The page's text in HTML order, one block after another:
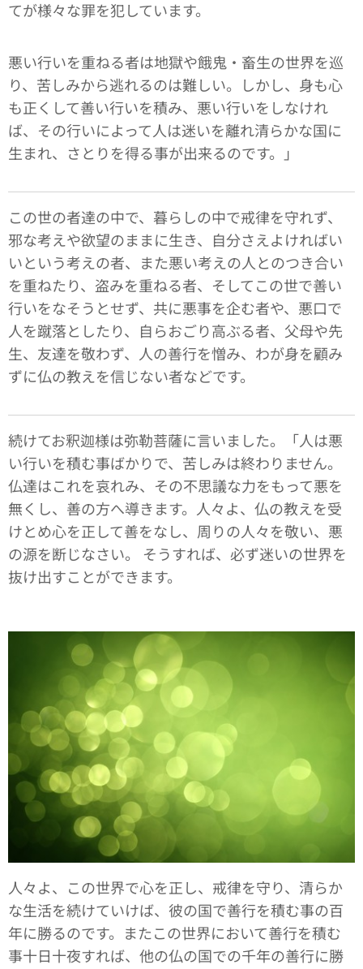
てが様々な罪を犯しています。
悪い行いを重ねる者は地獄や餓鬼・畜生の世界を巡
り、苦しみから逃れるのは難しい。しかし、身も心
も正くして善い行いを積み、悪い行いをしなけれ
ば、その行いによって人は迷いを離れ清らかな国に
生まれ、さとりを得る事が出来るのです。」
この世の者達の中で、暮らしの中で戒律を守れず、
邪な考えや欲望のままに生き、自分さえよければい
いという考えの者、また悪い考えの人とのつき合い
を重ねたり、盗みを重ねる者、そしてこの世で善い
行いをなそうとせず、共に悪事を企む者や、悪口で
人を蹴落としたり、自らおごり高ぶる者、父母や先
生、友達を敬わず、人の善行を憎み、わが身を顧み
ずに仏の教えを信じない者などです。
続けてお釈迦様は弥勒菩薩に言いました。「人は悪
い行いを積む事ばかりで、苦しみは終わりません。
仏達はこれを哀れみ、その不思議な力をもって悪を
無くし、善の方へ導きます。人々よ、仏の教えを受
けとめ心を正して善をなし、周りの人々を敬い、悪
の源を断じなさい。 そうすれば、必ず迷いの世界を
抜け出すことができます。
人々よ、この世界で心を正し、戒律を守り、清らか
な生活を続けていけば、彼の国で善行を積む事の百
年に勝るのです。またこの世界において善行を積む
事十日十夜すれば、他の仏の国での千年の善行に勝